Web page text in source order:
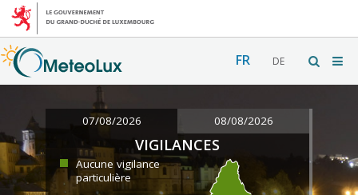
FR DE
07/08/2026 08/08/2026
VIGILANCES
Aucune vigilance
particulière